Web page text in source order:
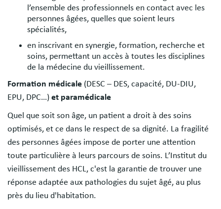
l’ensemble des professionnels en contact avec les
personnes âgées, quelles que soient leurs
spécialités,
en inscrivant en synergie, formation, recherche et
soins, permettant un accès à toutes les disciplines
de la médecine du vieillissement.
Formation médicale (DESC – DES, capacité, DU-DIU,
EPU, DPC…) et paramédicale
Quel que soit son âge, un patient a droit à des soins
optimisés, et ce dans le respect de sa dignité. La fragilité
des personnes âgées impose de porter une attention
toute particulière à leurs parcours de soins. L’Institut du
vieillissement des HCL, c'est la garantie de trouver une
réponse adaptée aux pathologies du sujet âgé, au plus
près du lieu d'habitation.